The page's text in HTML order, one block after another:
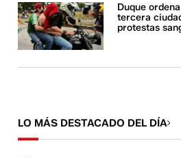
Duque
tercera
protestas
LO MÁS DESTACADO DEL DÍA